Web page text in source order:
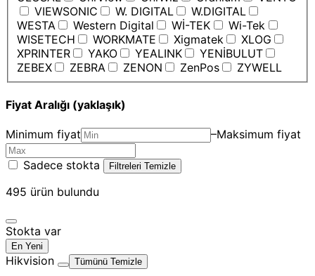
VIEWSONIC
W. DIGITAL
W.DIGITAL
WESTA
Western Digital Wİ-TEK
Wi-Tek
WISETECH
WORKMATE Xigmatek
XLOG
XPRINTER
YAKO YEALINK
YENİBULUT
ZEBEX
ZEBRA ZENON ZenPos ZYWELL
Fiyat Aralığı (yaklaşık)
Minimum fiyat –Maksimum fiyat
Sadece stokta Filtreleri Temizle
495 ürün bulundu
Stokta var
En Yeni
Hikvision Tümünü Temizle